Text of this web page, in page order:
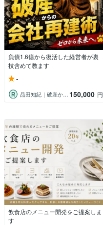
負債1.6億から復活した経営者が裏
技含めて教ます
-
品田知紀｜破産から再起したコンサルタント 150,000 円
飲食店のメニュー開発をご提案しま
す